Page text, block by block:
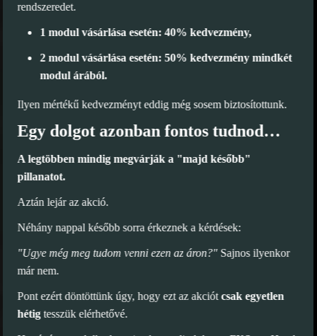
rendszeredet.
1 modul vásárlása esetén: 40% kedvezmény,
2 modul vásárlása esetén: 50% kedvezmény mindkét
modul árából.
Ilyen mértékű kedvezményt eddig még sosem biztosítottunk.
Egy dolgot azonban fontos tudnod…
A legtöbben mindig megvárják a "majd később"
pillanatot.
Aztán lejár az akció.
Néhány nappal később sorra érkeznek a kérdések:
"Ugye még meg tudom venni ezen az áron?"Sajnos ilyenkor
már nem.
Pont ezért döntöttünk úgy, hogy ezt az akciótcsak egyetlen
hétigtesszük elérhetővé.